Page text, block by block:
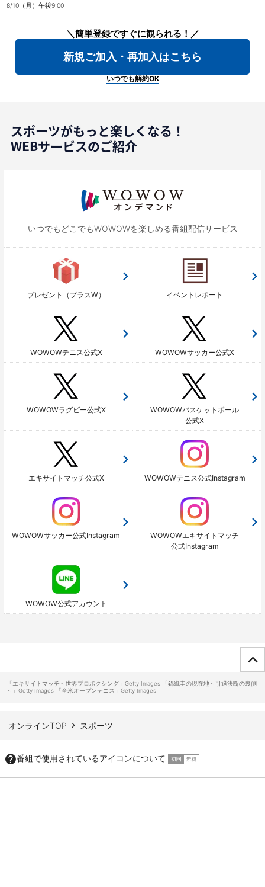
8/10（月）午後9:00
＼簡単登録ですぐに観られる！／
新規ご加入・再加入はこちら
いつでも解約OK
スポーツがもっと楽しくなる！
WEBサービスのご紹介
いつでもどこでもWOWOWを楽しめる番組配信サービス
プレゼント（プラスW） イベントレポート
WOWOWテニス公式X WOWOWサッカー公式X
WOWOWラグビー公式X
WOWOWバスケットボール
公式X
エキサイトマッチ公式X WOWOWテニス公式Instagram
WOWOWサッカー公式Instagram
WOWOWエキサイトマッチ
公式Instagram
WOWOW公式アカウント
「エキサイトマッチ～世界プロボクシング」Getty Images 「錦織圭の現在地～引退決断の裏側
～」Getty Images 「全米オープンテニス」Getty Images
オンラインTOP スポーツ
番組で使用されているアイコンについて